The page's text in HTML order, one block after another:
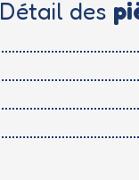
Détail des